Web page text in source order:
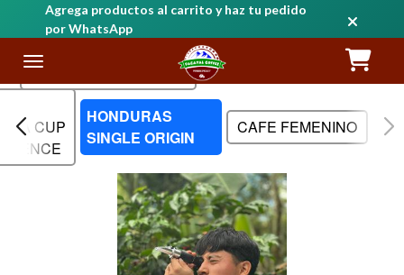
Agrega productos al carrito y haz tu pedido
por WhatsApp
Precio: Alto a bajo
CUP
HONDURAS
SINGLE ORIGIN
CAFE FEMENINO